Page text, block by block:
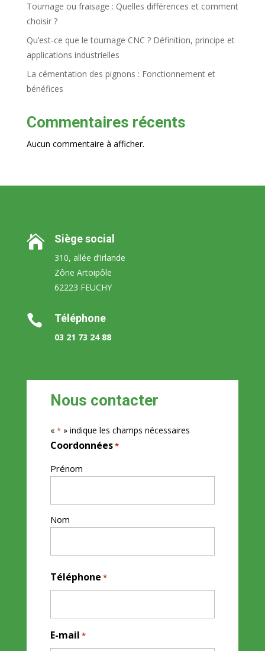
Tournage ou fraisage : Quelles différences et comment
choisir ?
Qu’est-ce que le tournage CNC ? Définition, principe et
applications industrielles
La cémentation des pignons : Fonctionnement et
bénéfices
Commentaires récents
Aucun commentaire à afficher.
 Siège social
310, allée d’Irlande
Zône Artoipôle
62223 FEUCHY
 Téléphone
03 21 73 24 88
Nous contacter
« *» indique les champs nécessaires
Coordonnées*
Prénom
Nom
Téléphone *
E-mail *